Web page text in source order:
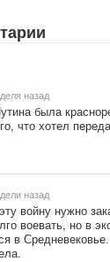
назад
была
что хотел
назад
войну нужно
воевать, но в
в